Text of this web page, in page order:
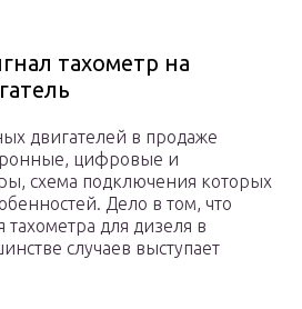
тахометр на
двигателей в продаже
цифровые и
схема подключения которых
Дело в том, что
для дизеля в
случаев выступает